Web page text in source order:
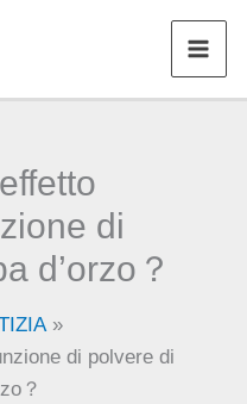
di
d’orzo？
di polvere di
？